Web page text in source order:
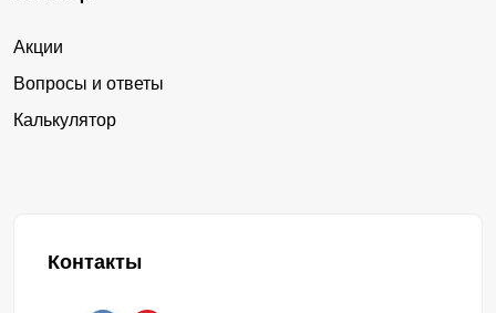
Акции
Вопросы и ответы
Калькулятор
Контакты